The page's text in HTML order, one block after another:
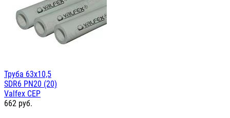
Труба 63х10,5
SDR6 PN20 (20)
Valfex СЕР
662 руб.